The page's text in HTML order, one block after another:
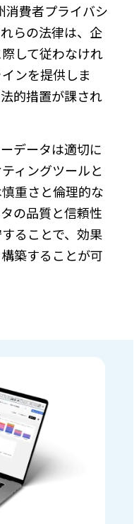
消費者プライバシ
らの法律は、企
して従わなけれ
ンを提供しま
的措置が課され
データは適切に
ィングツールと
重さと倫理的な
の品質と信頼性
ることで、効果
築することが可